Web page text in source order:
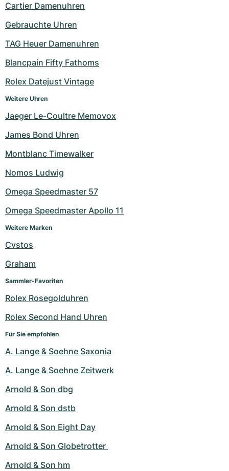
Cartier Damenuhren
Gebrauchte Uhren
TAG Heuer Damenuhren
Blancpain Fifty Fathoms
Rolex Datejust Vintage
Weitere Uhren
Jaeger Le-Coultre Memovox
James Bond Uhren
Montblanc Timewalker
Nomos Ludwig
Omega Speedmaster 57
Omega Speedmaster Apollo 11
Weitere Marken
Cvstos
Graham
Sammler-Favoriten
Rolex Rosegolduhren
Rolex Second Hand Uhren
Für Sie empfohlen
A. Lange & Soehne Saxonia
A. Lange & Soehne Zeitwerk
Arnold & Son dbg
Arnold & Son dstb
Arnold & Son Eight Day
Arnold & Son Globetrotter
Arnold & Son hm